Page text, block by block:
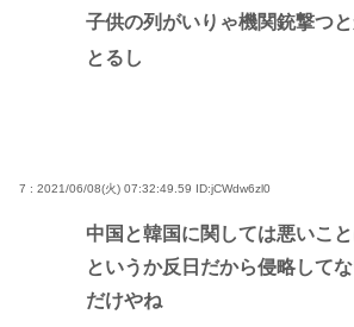
子供の列がいりゃ機関銃撃つ
とるし
7 : 2021/06/08(火) 07:32:49.59 ID:jCWdw6zl0
中国と韓国に関しては悪いこ
というか反日だから侵略して
だけやね